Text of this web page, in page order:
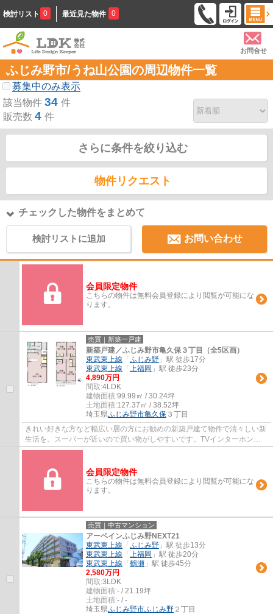
検討リスト 0 最近見た物件 0
お問合せ
ふじみ野市/うね山公園の周辺物件一覧
募集中のみ表示
該当物件 34 件
販売数 4 件
さらに条件を絞り込む
物件リクエスト
チェックした物件をまとめて
検討リストに追加 お問い合わせ
会員限定物件
こちらの物件は無料会員登録により閲覧が可能にな
ります。
売買｜新築一戸建
新築戸建／ふじみ野市亀久保３丁目（全5区画）
東武東上線 「 ふじみ野 」駅 徒歩17分
東武東上線 「 上福岡 」駅 徒歩23分
4,890万円
間取:4LDK
建物面積:99.99㎡ / 30.24坪
土地面積:127.37㎡ / 38.52坪
埼玉県ふじみ野市亀久保 ３丁目
きれい好きな方など幅広い層の方にお勧めの新築戸建て物件で清々しい新
生活を。スーパーが近いので買い物がしやすいです。TVインターホン
で、モニターから来訪者が確認できます。ふじ...
会員限定物件
こちらの物件は無料会員登録により閲覧が可能にな
ります。
売買｜中古マンション
アーベインふじみ野NEXT21
東武東上線 「 ふじみ野 」駅 徒歩13分
東武東上線 「 上福岡 」駅 徒歩20分
東武東上線 「 鶴瀬 」駅 徒歩45分
2,580万円
間取:3LDK
建物面積:- / 21.19坪
土地面積:- / -
埼玉県ふじみ野市ふじみ野 ２丁目